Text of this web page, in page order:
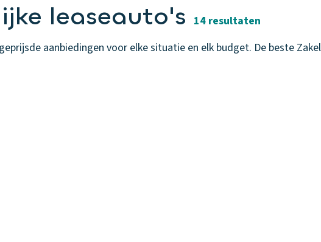
leaseauto's 14 resultaten
aanbiedingen voor elke situatie en elk budget. De beste